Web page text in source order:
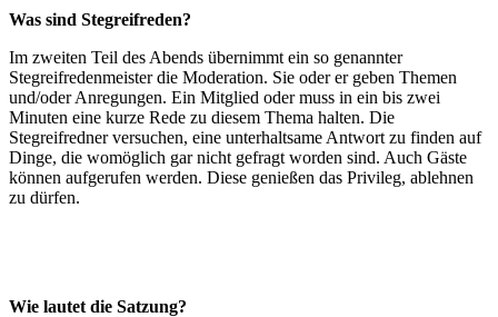
Was sind Stegreifreden?
Im zweiten Teil des Abends übernimmt ein so genannter
Stegreifredenmeister die Moderation. Sie oder er geben Themen
und/oder Anregungen. Ein Mitglied oder muss in ein bis zwei
Minuten eine kurze Rede zu diesem Thema halten. Die
Stegreifredner versuchen, eine unterhaltsame Antwort zu finden auf
Dinge, die womöglich gar nicht gefragt worden sind. Auch Gäste
können aufgerufen werden. Diese genießen das Privileg, ablehnen
zu dürfen.
Wie lautet die Satzung?